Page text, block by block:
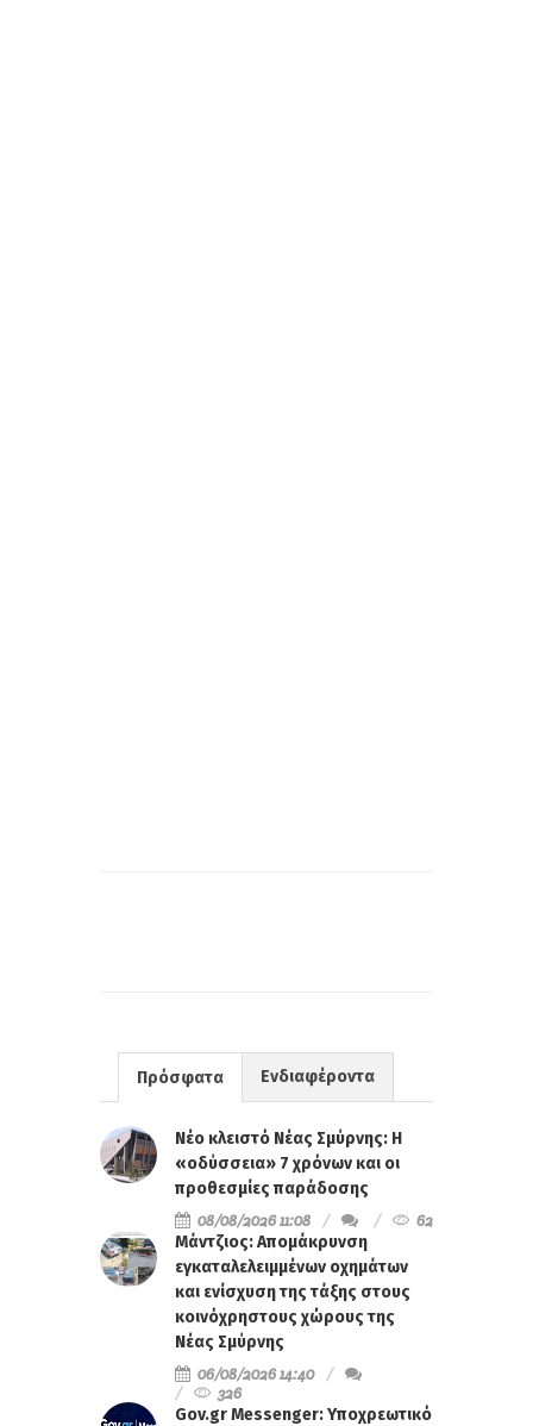
Πρόσφατα Ενδιαφέροντα
Νέο κλειστό Νέας Σμύρνης: Η
«οδύσσεια» 7 χρόνων και οι
προθεσμίες παράδοσης
08/08/2026 11:08
62
Μάντζιος: Απομάκρυνση
εγκαταλελειμμένων οχημάτων
και ενίσχυση της τάξης στους
κοινόχρηστους χώρους της
Νέας Σμύρνης
06/08/2026 14:40
326
Gov.gr Messenger: Υποχρεωτικό